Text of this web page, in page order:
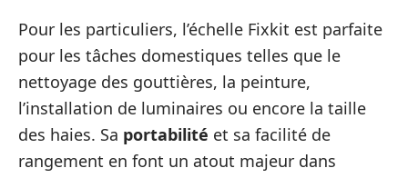
Pour les particuliers, l’échelle Fixkit est parfaite
pour les tâches domestiques telles que le
nettoyage des gouttières, la peinture,
l’installation de luminaires ou encore la taille
des haies. Sa portabilité et sa facilité de
rangement en font un atout majeur dans